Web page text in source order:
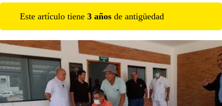
Este artículo tiene 3 años de antigüedad